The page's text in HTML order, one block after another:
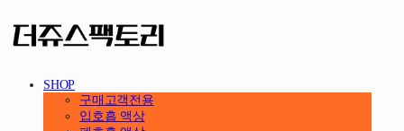
SHOP
구매고객전용
입호흡 액상